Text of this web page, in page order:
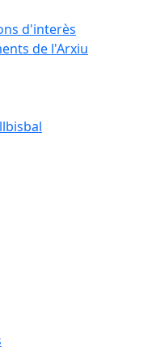
d'interès
de l'Arxiu